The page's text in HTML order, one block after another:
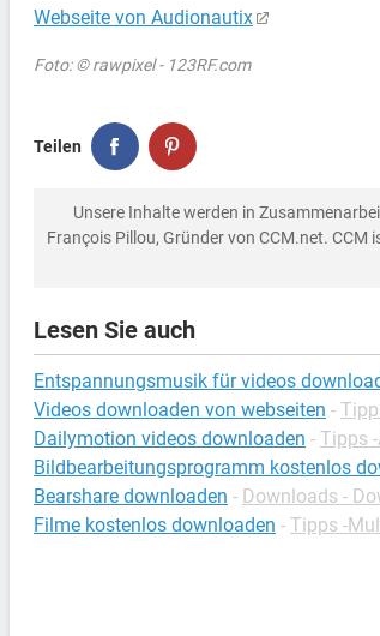
Webseite von Audionautix
Foto: © rawpixel - 123RF.com
Teilen
Unsere Inhalte werden in
François Pillou, Gründer von CCM.net.
Lesen Sie auch
Entspannungsmusik für videos
Videos downloaden von webseiten -
Dailymotion videos downloaden - Tipps
Bildbearbeitungsprogramm kostenlos
Bearshare downloaden - Downloads -
Filme kostenlos downloaden - Tipps -